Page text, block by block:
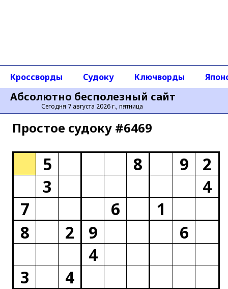
Абсолютно бесполезный сайт
Сегодня 7 августа 2026 г., пятница
Кроссворды Судоку Ключворды
Простое cудоку #6469
5 8 9
2
3
4
7
6
1
8
2 9
6
4
3
4